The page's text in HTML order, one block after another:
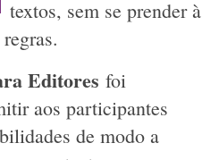
textos, sem se prender à
Editores foi
aos participantes
de modo a